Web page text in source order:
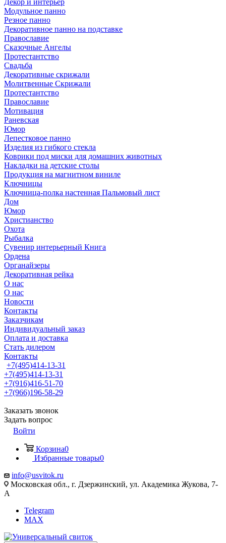
Декор и интерьер
Модульное панно
Резное панно
Декоративное панно на подставке
Православие
Сказочные Ангелы
Протестантство
Свадьба
Декоративные скрижали
Молитвенные Скрижали
Протестантство
Православие
Мотивация
Раневская
Юмор
Лепестковое панно
Изделия из гибкого стекла
Коврики под миски для домашних животных
Накладки на детские столы
Продукция на магнитном виниле
Ключницы
Ключница-полка настенная Пальмовый лист
Дом
Юмор
Христианство
Охота
Рыбалка
Сувенир интерьерный Книга
Ордена
Органайзеры
Декоративная рейка
О нас
О нас
Новости
Контакты
Заказчикам
Индивидуальный заказ
Оплата и доставка
Стать дилером
Контакты
+7(495)414-13-31
+7(495)414-13-31
+7(916)416-51-70
+7(966)196-58-29
Заказать звонок
Задать вопрос
Войти
Корзина0
Избранные товары0
info@usvitok.ru
Московская обл., г. Дзержинский, ул. Академика Жукова, 7-
А
Telegram
MAX